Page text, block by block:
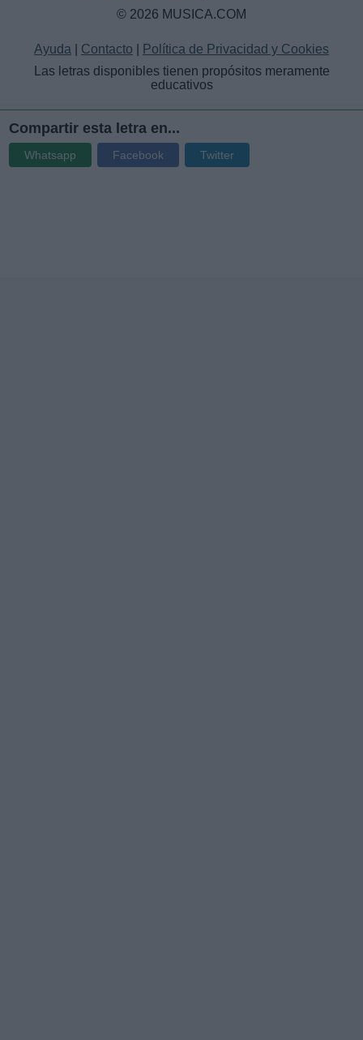
© 2026 MUSICA.COM
Ayuda Contacto
Política de Privacidad y Cookies
Las letras disponibles tienen propósitos meramente
educativos
Compartir esta letra en...
Whatsapp Facebook Twitter